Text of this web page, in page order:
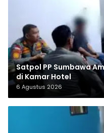
Satpol PP Sumbawa
di Kamar Hotel
6 Agustus 2026